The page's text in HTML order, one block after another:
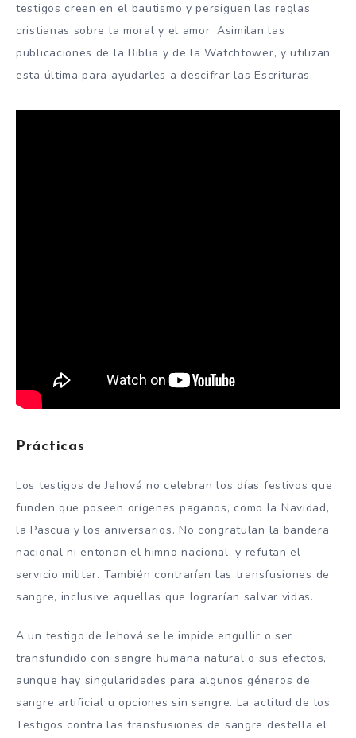
testigos creen en el bautismo y persiguen las reglas
cristianas sobre la moral y el amor. Asimilan las
publicaciones de la Biblia y de la Watchtower, y utilizan
esta última para ayudarles a descifrar las Escrituras.
Prácticas
Los testigos de Jehová no celebran los días festivos que
funden que poseen orígenes paganos, como la Navidad,
la Pascua y los aniversarios. No congratulan la bandera
nacional ni entonan el himno nacional, y refutan el
servicio militar. También contrarían las transfusiones de
sangre, inclusive aquellas que lograrían salvar vidas.
A un testigo de Jehová se le impide engullir o ser
transfundido con sangre humana natural o sus efectos,
aunque hay singularidades para algunos géneros de
sangre artificial u opciones sin sangre. La actitud de los
Testigos contra las transfusiones de sangre destella el